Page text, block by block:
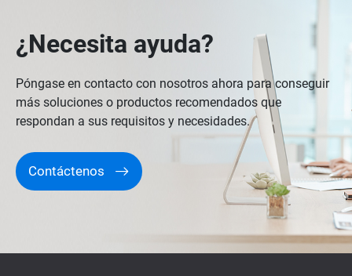
¿Necesita ayuda?
Póngase en contacto con nosotros ahora para conseguir
más soluciones o productos recomendados que
respondan a sus requisitos y necesidades.
Contáctenos